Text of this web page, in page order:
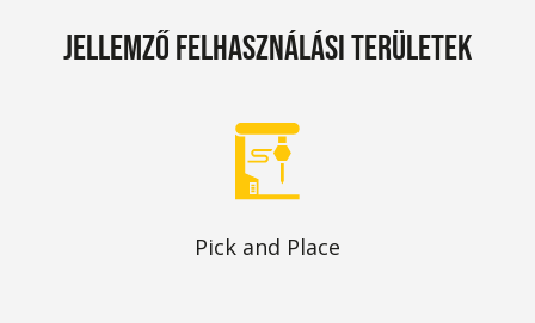
Jellemző felhasználási területek
Pick and Place